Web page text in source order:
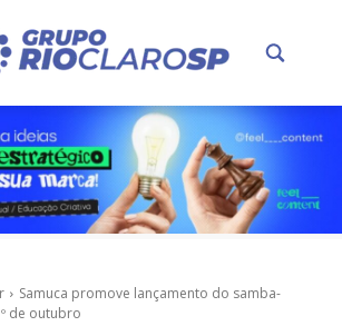
Samuca promove lançamento do samba-
de outubro